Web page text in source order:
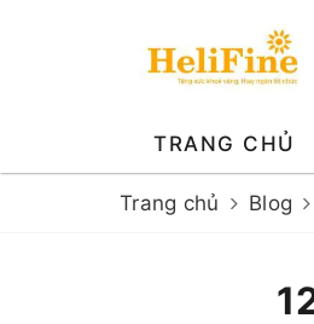
TRANG CHỦ
Trang chủ Blog